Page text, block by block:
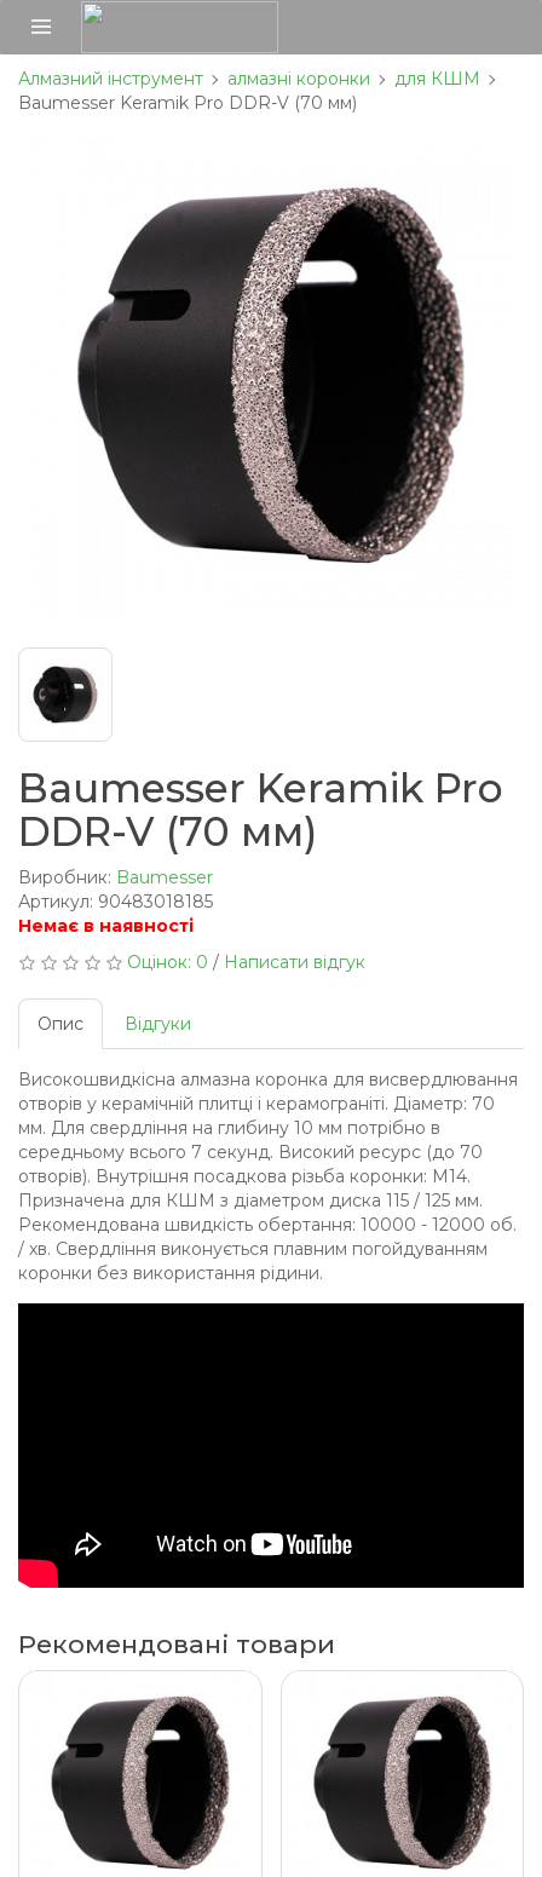
Алмазний інструмент алмазні коронки
для КШМ
Baumesser Keramik Pro DDR-V (70 мм)
Baumesser Keramik Pro
DDR-V (70 мм)
Виробник: Baumesser
Артикул: 90483018185
Немає в наявності
Оцінок: 0 / Написати відгук
Опис Відгуки
Високошвидкісна алмазна коронка для висвердлювання
отворів у керамічній плитці і керамограніті. Діаметр: 70
мм. Для свердління на глибину 10 мм потрібно в
середньому всього 7 секунд. Високий ресурс (до 70
отворів). Внутрішня посадкова різьба коронки: M14.
Призначена для КШМ з діаметром диска 115 / 125 мм.
Рекомендована швидкість обертання: 10000 - 12000 об.
/ хв. Свердління виконується плавним погойдуванням
коронки без використання рідини.
Рекомендовані товари